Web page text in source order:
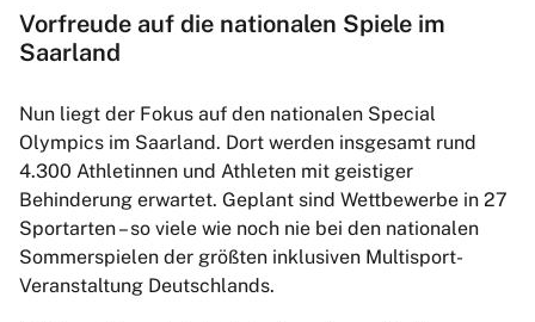
Vorfreude auf die nationalen Spiele im
Saarland
Nun liegt der Fokus auf den nationalen Special
Olympics im Saarland. Dort werden insgesamt rund
4.300 Athletinnen und Athleten mit geistiger
Behinderung erwartet. Geplant sind Wettbewerbe in 27
Sportarten – so viele wie noch nie bei den nationalen
Sommerspielen der größten inklusiven Multisport-
Veranstaltung Deutschlands.